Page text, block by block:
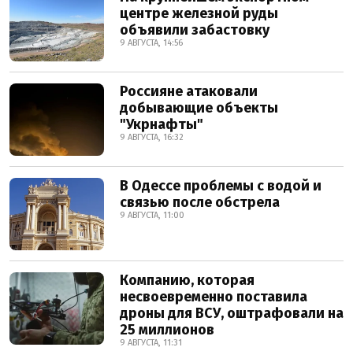
центре железной руды
объявили забастовку
9 АВГУСТА, 14:56
Россияне атаковали
добывающие объекты
"Укрнафты"
9 АВГУСТА, 16:32
В Одессе проблемы с водой и
связью после обстрела
9 АВГУСТА, 11:00
Компанию, которая
несвоевременно поставила
дроны для ВСУ, оштрафовали на
25 миллионов
9 АВГУСТА, 11:31